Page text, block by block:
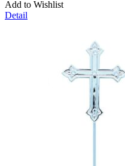
Add to Wishlist
Detail